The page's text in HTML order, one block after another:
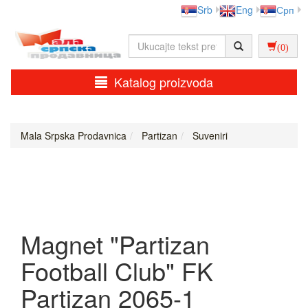
Srb Eng Срп
(0)
Katalog proizvoda
Mala Srpska Prodavnica Partizan Suveniri
Magnet "Partizan
Football Club" FK
Partizan 2065-1